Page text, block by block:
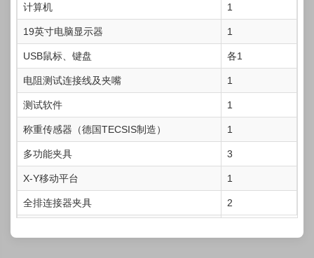
计算机 1
19英寸电脑显示器 1
USB鼠标、键盘 各1
电阻测试连接线及夹嘴 1
测试软件 1
称重传感器（德国TECSIS制造） 1
多功能夹具 3
X-Y移动平台 1
全排连接器夹具 2